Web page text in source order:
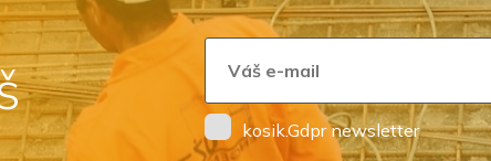
kosik.Gdpr newsletter